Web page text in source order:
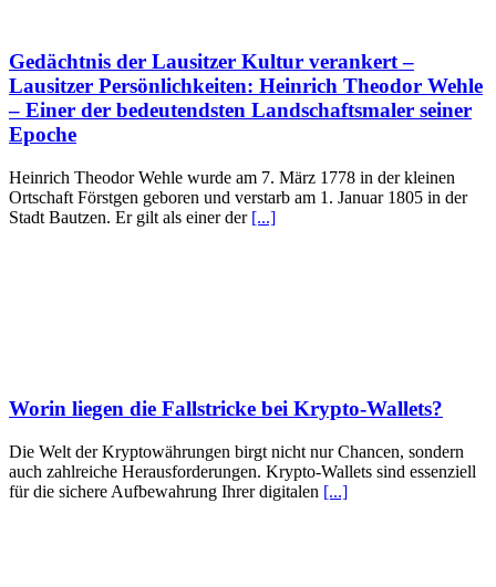
Gedächtnis der Lausitzer Kultur verankert –
Lausitzer Persönlichkeiten: Heinrich Theodor Wehle
– Einer der bedeutendsten Landschaftsmaler seiner
Epoche
Heinrich Theodor Wehle wurde am 7. März 1778 in der kleinen
Ortschaft Förstgen geboren und verstarb am 1. Januar 1805 in der
Stadt Bautzen. Er gilt als einer der [...]
Worin liegen die Fallstricke bei Krypto-Wallets?
Die Welt der Kryptowährungen birgt nicht nur Chancen, sondern
auch zahlreiche Herausforderungen. Krypto-Wallets sind essenziell
für die sichere Aufbewahrung Ihrer digitalen [...]